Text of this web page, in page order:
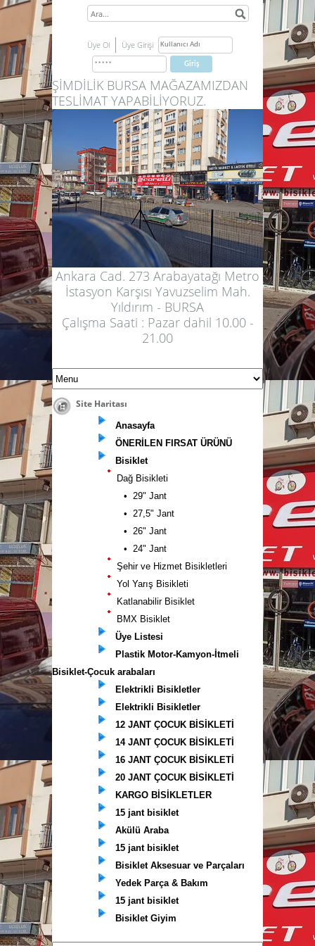
Üye Ol Üye Girişi
ŞİMDİLİK BURSA MAĞAZAMIZDAN
TESLİMAT YAPABİLİYORUZ.
Ankara Cad. 273 Arabayatağı Metro
İstasyon Karşısı Yavuzselim Mah.
Yıldırım - BURSA
Çalışma Saati : Pazar dahil 10.00 -
21.00
Site Haritası
Anasayfa
ÖNERİLEN FIRSAT ÜRÜNÜ
Bisiklet
Dağ Bisikleti
• 29" Jant
• 27,5" Jant
• 26" Jant
• 24" Jant
Şehir ve Hizmet Bisikletleri
Yol Yarış Bisikleti
Katlanabilir Bisiklet
BMX Bisiklet
Üye Listesi
Plastik Motor-Kamyon-İtmeli
Bisiklet-Çocuk arabaları
Elektrikli Bisikletler
Elektrikli Bisikletler
12 JANT ÇOCUK BİSİKLETİ
14 JANT ÇOCUK BİSİKLETİ
16 JANT ÇOCUK BİSİKLETİ
20 JANT ÇOCUK BİSİKLETİ
KARGO BİSİKLETLER
15 jant bisiklet
Akülü Araba
15 jant bisiklet
Bisiklet Aksesuar ve Parçaları
Yedek Parça & Bakım
15 jant bisiklet
Bisiklet Giyim